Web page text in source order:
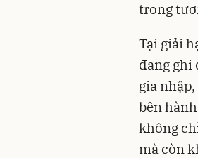
trong
Tại giải
đang ghi
gia
bên
không
mà còn